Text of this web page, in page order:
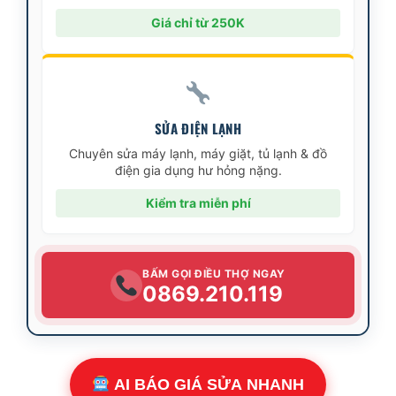
Giá chỉ từ 250K
SỬA ĐIỆN LẠNH
Chuyên sửa máy lạnh, máy giặt, tủ lạnh & đồ
điện gia dụng hư hỏng nặng.
Kiểm tra miễn phí
BẤM GỌI ĐIỀU THỢ NGAY
0869.210.119
AI BÁO GIÁ SỬA NHANH